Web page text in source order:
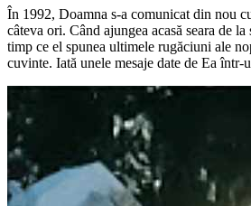
În 1992, Doamna s-a comunicat din nou
câteva ori. Când ajungea acasă seara de
timp ce el spunea ultimele rugăciuni ale
cuvinte. Iată unele mesaje date de Ea într-